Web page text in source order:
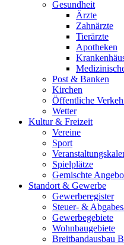
Gesundheit
Ärzte
Zahnärzte
Tierärzte
Apotheken
Post & Banken
Kirchen
Öffentliche
Wetter
Kultur & Freizeit
Vereine
Sport
Spielplätze
Gemischte
Standort & Gewerbe
Gewerberegister
Steuer- &
Gewerbegebiete
Wohnbaugebiete
Breitbandausbau